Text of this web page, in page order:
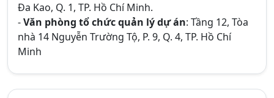
Đa Kao, Q. 1, TP. Hồ Chí Minh.
-Văn phòng tổ chức quản lý dự án: Tầng 12, Tòa
nhà 14 Nguyễn Trường Tộ, P. 9, Q. 4, TP. Hồ Chí
Minh